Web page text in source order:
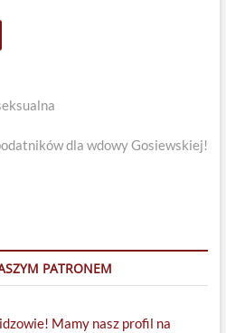
dla wdowy Gosiewskiej!
PATRONEM
Mamy nasz profil na